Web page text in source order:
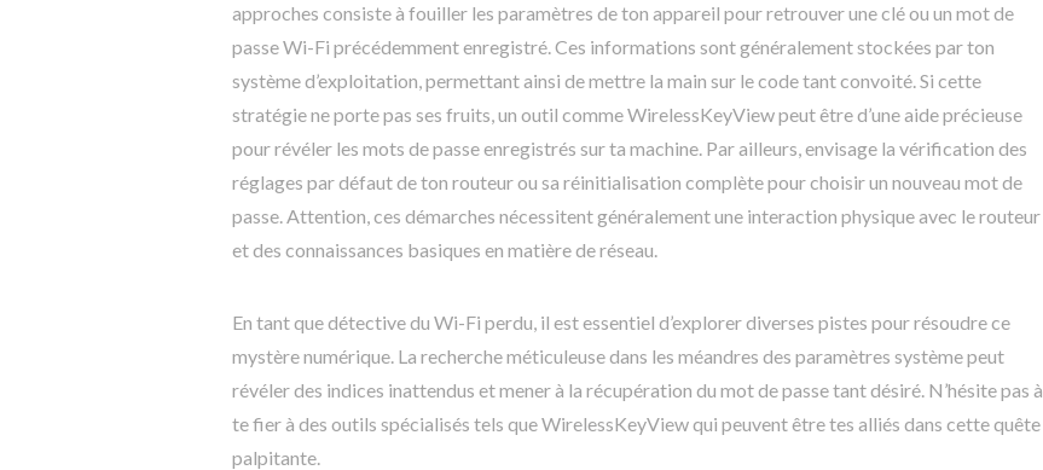
approches consiste à fouiller les paramètres de ton appareil pour retrouver une clé ou un mot de
passe Wi-Fi précédemment enregistré. Ces informations sont généralement stockées par ton
système d’exploitation, permettant ainsi de mettre la main sur le code tant convoité. Si cette
stratégie ne porte pas ses fruits, un outil comme WirelessKeyView peut être d’une aide précieuse
pour révéler les mots de passe enregistrés sur ta machine. Par ailleurs, envisage la vérification des
réglages par défaut de ton routeur ou sa réinitialisation complète pour choisir un nouveau mot de
passe. Attention, ces démarches nécessitent généralement une interaction physique avec le routeur
et des connaissances basiques en matière de réseau.
En tant que détective du Wi-Fi perdu, il est essentiel d’explorer diverses pistes pour résoudre ce
mystère numérique. La recherche méticuleuse dans les méandres des paramètres système peut
révéler des indices inattendus et mener à la récupération du mot de passe tant désiré. N’hésite pas à
te fier à des outils spécialisés tels que WirelessKeyView qui peuvent être tes alliés dans cette quête
palpitante.